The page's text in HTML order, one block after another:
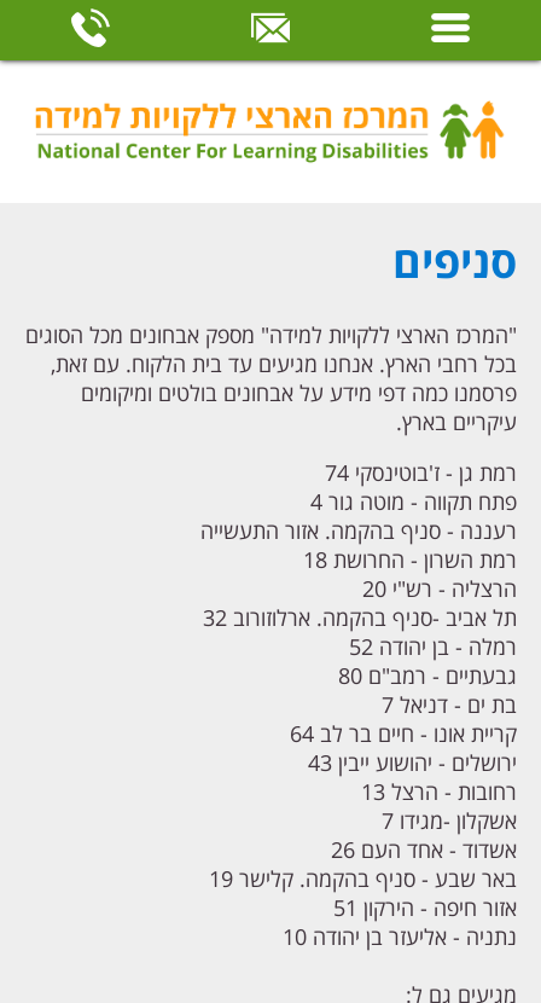
סניפים
"המרכז הארצי ללקויות למידה" מספק אבחונים מכל הסוגים
בכל רחבי הארץ. אנחנו מגיעים עד בית הלקוח. עם זאת,
פרסמנו כמה דפי מידע על אבחונים בולטים ומיקומים
עיקריים בארץ.
רמת גן - ז'בוטינסקי 74
פתח תקווה - מוטה גור 4
רעננה - סניף בהקמה. אזור התעשייה
רמת השרון - החרושת 18
הרצליה - רש"י 20
תל אביב -סניף בהקמה. ארלוזורוב 32
רמלה - בן יהודה 52
גבעתיים - רמב"ם 80
בת ים - דניאל 7
קריית אונו - חיים בר לב 64
ירושלים - יהושוע ייבין 43
רחובות - הרצל 13
אשקלון -מגידו 7
אשדוד - אחד העם 26
באר שבע - סניף בהקמה. קלישר 19
אזור חיפה - הירקון 51
נתניה - אליעזר בן יהודה 10
מגיעים גם ל: